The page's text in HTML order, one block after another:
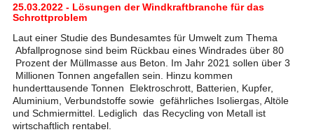
25.03.2022 - Lösungen der Windkraftbranche für das
Schrottproblem
Laut einer Studie des Bundesamtes für Umwelt zum Thema
Abfallprognose sind beim Rückbau eines Windrades über 80
Prozent der Müllmasse aus Beton. Im Jahr 2021 sollen über 3
Millionen Tonnen angefallen sein. Hinzu kommen
hunderttausende Tonnen Elektroschrott, Batterien, Kupfer,
Aluminium, Verbundstoffe sowie gefährliches Isoliergas, Altöle
und Schmiermittel. Lediglich das Recycling von Metall ist
wirtschaftlich rentabel.